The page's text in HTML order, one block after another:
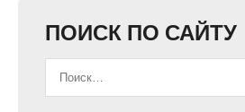
ПОИСК ПО САЙТУ